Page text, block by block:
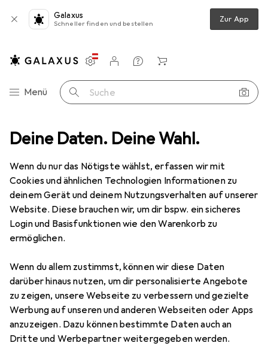
Deine Daten. Deine Wahl.
Wenn du nur das Nötigste wählst, erfassen wir mit
Cookies und ähnlichen Technologien Informationen zu
deinem Gerät und deinem Nutzungsverhalten auf unserer
Website. Diese brauchen wir, um dir bspw. ein sicheres
Login und Basisfunktionen wie den Warenkorb zu
ermöglichen.
Wenn du allem zustimmst, können wir diese Daten
darüber hinaus nutzen, um dir personalisierte Angebote
zu zeigen, unsere Webseite zu verbessern und gezielte
Werbung auf unseren und anderen Webseiten oder Apps
anzuzeigen. Dazu können bestimmte Daten auch an
Dritte und Werbepartner weitergegeben werden.
Galaxus
Schneller finden und bestellen Zur App
Navigation nach Kategorien
Menü Suche
Einstellungen
Kundenkonto
Vergleichslisten
Merklisten
Warenkorb
Bestseller SSDs + Festplatten
Diese Seite bleibt immer aktuell und wird automatisch
aktualisiert. i
Riva Case Davos 9101 - Tasche für tragbare HDD.
Diese Tasche besteht aus geformtem EVA und ist
in einem lebhaften Rotton erhältlich.
Produkttyp: Tasche für tragbare mehr